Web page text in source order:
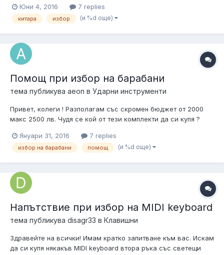
помощта ви, засега съм си харесал ето тази: ТУК Но гледам
тази няма whammy bar, а аз искам да е с whammy bar. На нея
Юни 4, 2016 7 replies
китара избор (и %d още)
Помощ при избор на барабани
тема публикува aeon в Ударни инструменти
Привет, колеги ! Разполагам със скромен бюджет от 2000
макс 2500 лв. Чудя се кой от тези комплекти да си купя ?
sk62hzbns-tsm-bg.html?mfp=price[999,2047],stock_status[7]
http://www.musicworld.bg/bg/c_2956/i_54014/Mapex_AR628S_W
Януари 31, 2016 7 replies
избор на барабани помощ (и %d още)
Напътствие при избор на MIDI keyboard
тема публикува disagr33 в Клавишни
Здравейте на всички! Имам кратко запитване към вас. Искам
да си купя някакъв MIDI keyboard втора ръка със светещи